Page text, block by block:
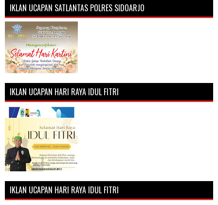
IKLAN UCAPAN SATLANTAS POLRES SIDOARJO
IKLAN UCAPAN HARI RAYA IDUL FITRI
IKLAN UCAPAN HARI RAYA IDUL FITRI